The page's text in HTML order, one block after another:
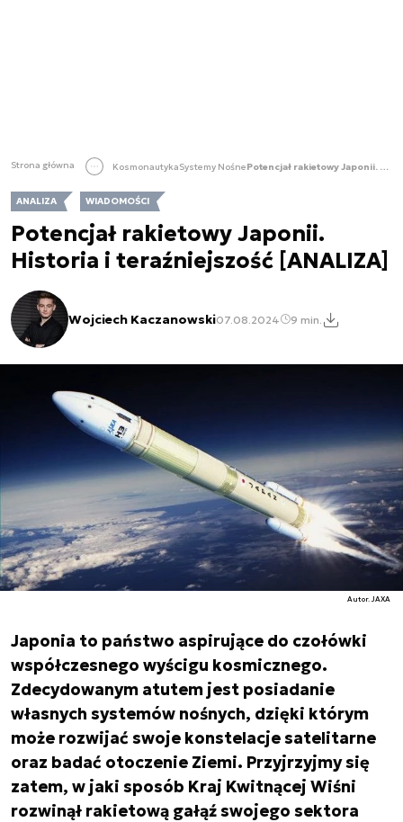
Strona główna KosmonautykaSystemy Nośne Potencjał rakietowy Japonii. Historia i teraźniejszość [ANALIZA]
ANALIZA WIADOMOŚCI
Potencjał rakietowy Japonii.
Historia i teraźniejszość [ANALIZA]
Wojciech Kaczanowski07.08.2024 9 min.
Autor. JAXA
Japonia to państwo aspirujące do czołówki
współczesnego wyścigu kosmicznego.
Zdecydowanym atutem jest posiadanie
własnych systemów nośnych, dzięki którym
może rozwijać swoje konstelacje satelitarne
oraz badać otoczenie Ziemi. Przyjrzyjmy się
zatem, w jaki sposób Kraj Kwitnącej Wiśni
rozwinął rakietową gałąź swojego sektora